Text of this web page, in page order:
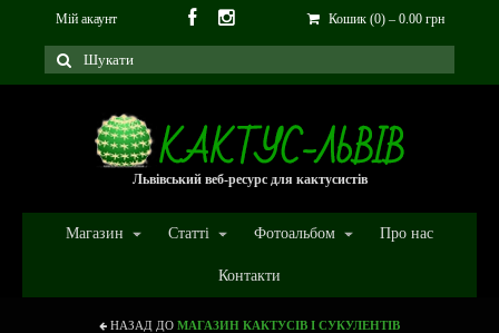
Мій акаунт Кошик (0) – 0.00 грн
Львівський веб-ресурс для кактусистів
Магазин Статті Фотоальбом Про нас
Контакти
НАЗАД ДО МАГАЗИН КАКТУСІВ І СУКУЛЕНТІВ